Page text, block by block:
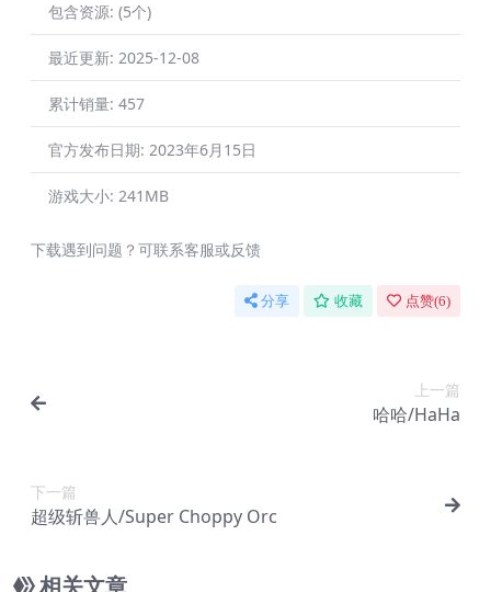
包含资源: (5个)
最近更新: 2025-12-08
累计销量: 457
官方发布日期: 2023年6月15日
游戏大小: 241MB
下载遇到问题？可联系客服或反馈
分享 收藏 点赞(6)
上一篇
哈哈/HaHa
下一篇
超级斩兽人/Super Choppy Orc